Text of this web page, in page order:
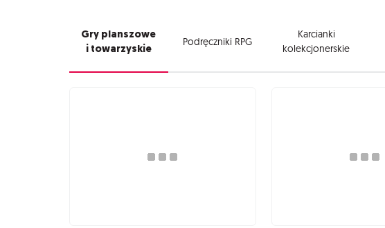
Gry planszowe
i towarzyskie
Podręczniki RPG
Karcianki
kolekcjonerskie